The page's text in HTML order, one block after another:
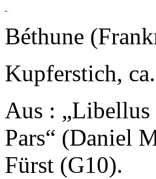
Béthune
Kupferstich,
Aus :
Pars“ (Daniel
Fürst (G10).